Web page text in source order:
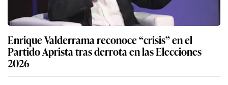
Enrique Valderrama reconoce “crisis” en el
Partido Aprista tras derrota en las Elecciones
2026